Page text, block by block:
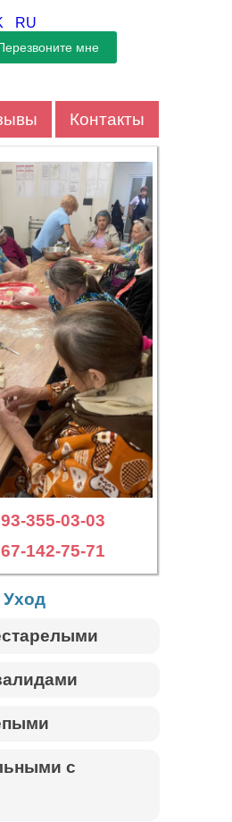
RU
Контакты
355-03-03
142-75-71
Уход
с